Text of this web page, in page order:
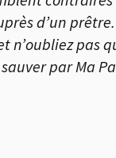
d’un
n’oubliez pas
par Ma